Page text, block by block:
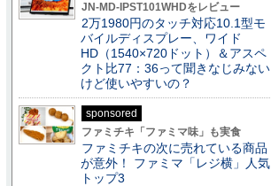
JN-MD-IPST101WHDをレビュー
2万1980円のタッチ対応10.1型モ
バイルディスプレー、ワイド
HD（1540×720ドット）＆アスペ
クト比77：36って聞きなじみない
けど使いやすいの？
sponsored
ファミチキ「ファミマ味」も実食
ファミチキの次に売れている商品
が意外！ ファミマ「レジ横」人気
トップ3